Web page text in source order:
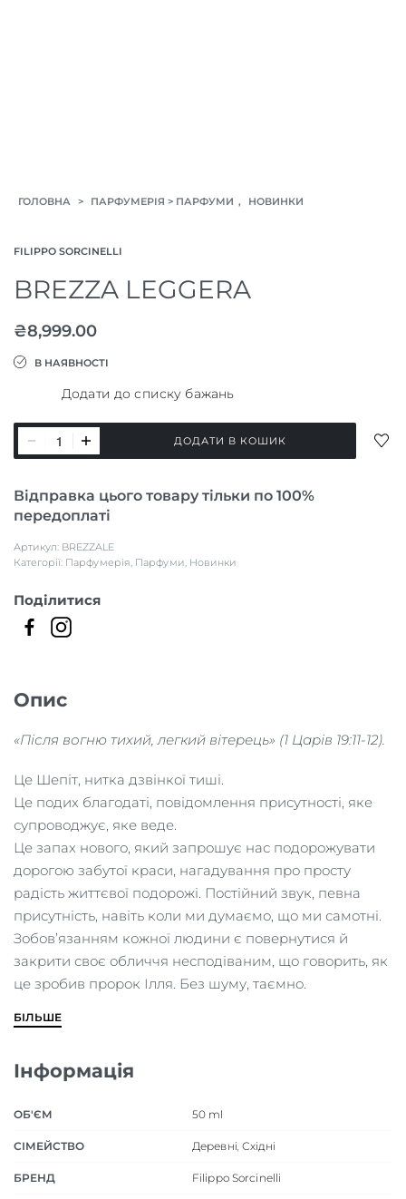
ГОЛОВНА > ПАРФУМЕРІЯ > ПАРФУМИ , НОВИНКИ
FILIPPO SORCINELLI
BREZZA LEGGERA
₴8,999.00
В НАЯВНОСТІ
Додати до списку бажань
BREZZA
LEGGERA
ДОДАТИ В КОШИК
Відправка цього товару тільки по 100%
передоплаті
Артикул: BREZZALE
Категорії: Парфумерія, Парфуми, Новинки
Поділитися
Опис
«Після вогню тихий, легкий вітерець» (1 Царів 19:11-12).
Це Шепіт, нитка дзвінкої тиші.
Це подих благодаті, повідомлення присутності, яке
супроводжує, яке веде.
Це запах нового, який запрошує нас подорожувати
дорогою забутої краси, нагадування про просту
радість життєвої подорожі. Постійний звук, певна
присутність, навіть коли ми думаємо, що ми самотні.
Зобов’язанням кожної людини є повернутися й
закрити своє обличчя несподіваним, що говорить, як
це зробив пророк Ілля. Без шуму, таємно.
БІЛЬШЕ
Інформація
ОБ'ЄМ 50 ml
СІМЕЙСТВО Деревні, Східні
БРЕНД Filippo Sorcinelli